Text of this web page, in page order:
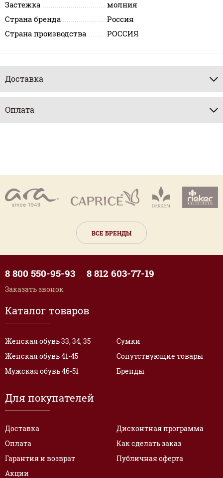
Застежка
молния
Страна бренда
Россия
Страна производства
РОССИЯ
Доставка
Оплата
ВСЕ БРЕНДЫ
Каталог товаров
Женская обувь 33, 34, 35
Женская обувь 41-45
Мужская обувь 46-51
Сумки
Сопутствующие товары
Бренды
Для покупателей
Доставка
Оплата
Гарантия и возврат
Акции
Дисконтная программа
Как сделать заказ
Публичная оферта
8 800 550-95-93 8 812 603-77-19
Заказать звонок